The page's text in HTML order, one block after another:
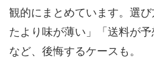
観的にまとめています。選
たより味が薄い」「送料が
など、後悔するケースも。